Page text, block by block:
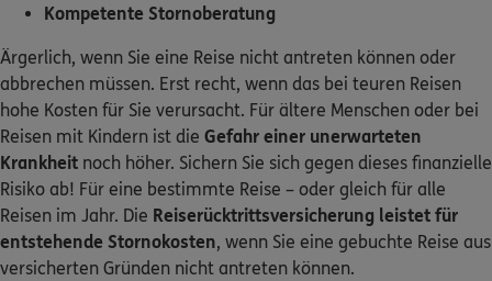
Schaden- oder Leistungsfall melden
Bequem online oder telefonisch.
Kompetente Stornoberatung
Ärgerlich, wenn Sie eine Reise nicht antreten können oder
abbrechen müssen. Erst recht, wenn das bei teuren Reisen
hohe Kosten für Sie verursacht. Für ältere Menschen oder bei
Reisen mit Kindern ist die Gefahr einer unerwarteten
Krankheit noch höher. Sichern Sie sich gegen dieses finanzielle
Risiko ab! Für eine bestimmte Reise – oder gleich für alle
Reisen im Jahr. Die Reiserücktrittsversicherung leistet für
entstehende Stornokosten, wenn Sie eine gebuchte Reise aus
versicherten Gründen nicht antreten können.